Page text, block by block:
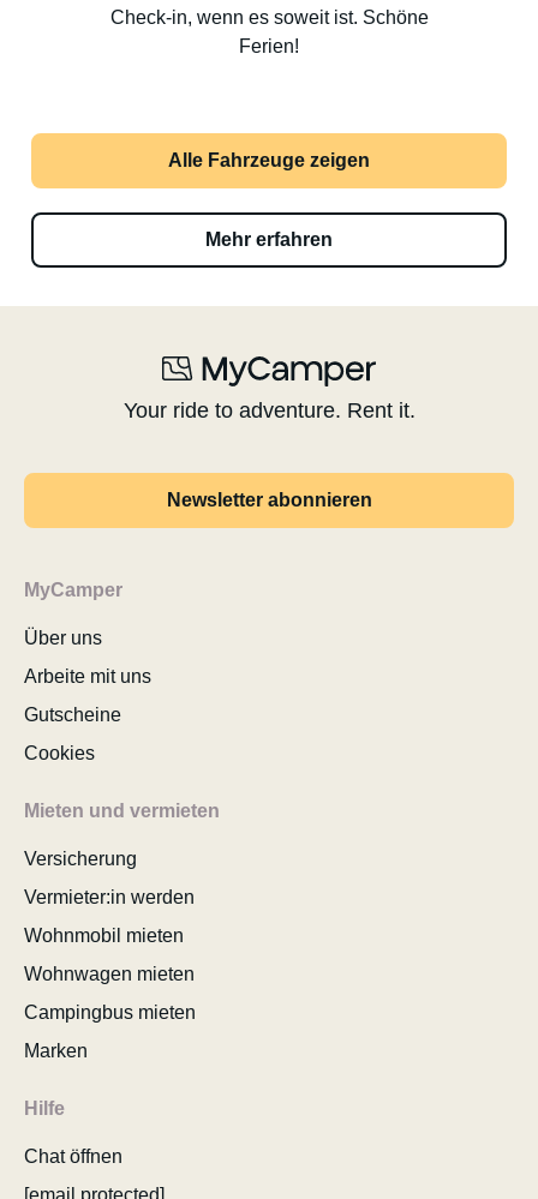
Check-in, wenn es soweit ist. Schöne
Ferien!
Alle Fahrzeuge zeigen
Mehr erfahren
Your ride to adventure. Rent it.
Newsletter abonnieren
MyCamper
Über uns
Arbeite mit uns
Gutscheine
Cookies
Mieten und vermieten
Versicherung
Vermieter:in werden
Wohnmobil mieten
Wohnwagen mieten
Campingbus mieten
Marken
Hilfe
Chat öffnen
[email protected]